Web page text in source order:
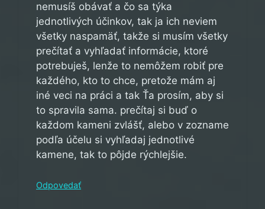
nemusíš obávať a čo sa týka
jednotlivých účinkov, tak ja ich neviem
všetky naspamäť, takže si musím všetky
prečítať a vyhľadať informácie, ktoré
potrebuješ, lenže to nemôžem robiť pre
každého, kto to chce, pretože mám aj
iné veci na práci a tak Ťa prosím, aby si
to spravila sama. prečítaj si buď o
každom kameni zvlášť, alebo v zozname
podľa účelu si vyhľadaj jednotlivé
kamene, tak to pôjde rýchlejšie.
Odpovedať